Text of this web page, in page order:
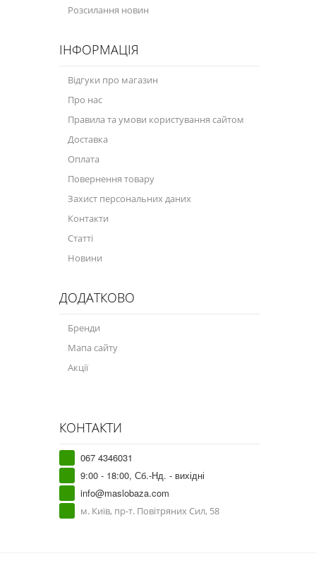
Оливи для моторів човнів
Продукція для саду
Промислова програма
Зимова програма
Розсилання новин
ІНФОРМАЦІЯ
Відгуки про магазин
Про нас
Правила та умови користування сайтом
Доставка
Оплата
Повернення товару
Захист персональних даних
Контакти
Статті
Новини
ДОДАТКОВО
Бренди
Мапа сайту
Акції
КОНТАКТИ
067 4346031
9:00 - 18:00, Сб.-Нд. - вихідні
info@maslobaza.com
м. Київ, пр-т. Повітряних Сил, 58